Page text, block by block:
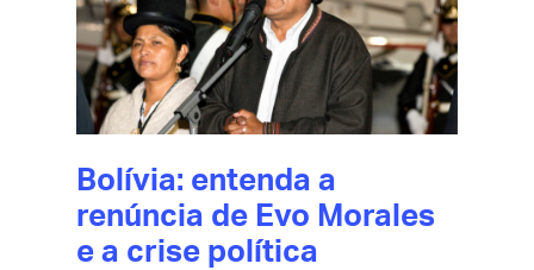
Bolívia: entenda a
renúncia de Evo Morales
e a crise política